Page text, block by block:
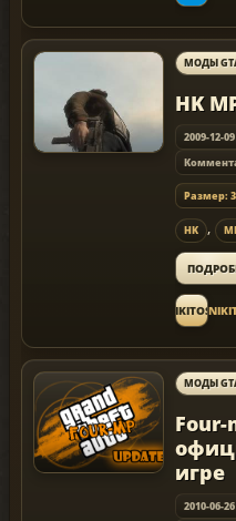
МОДЫ
HK
2009-12-09
Размер:
HK ,
NIKITOSS
МОДЫ
Four-
игре
2010-06-26